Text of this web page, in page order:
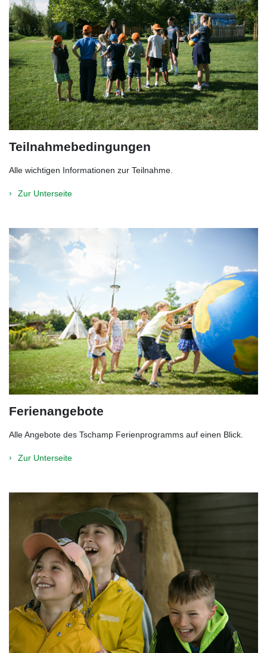
Teilnahmebedingungen
Alle wichtigen Informationen zur Teilnahme.
Zur Unterseite
Ferienangebote
Alle Angebote des Tschamp Ferienprogramms auf einen Blick.
Zur Unterseite